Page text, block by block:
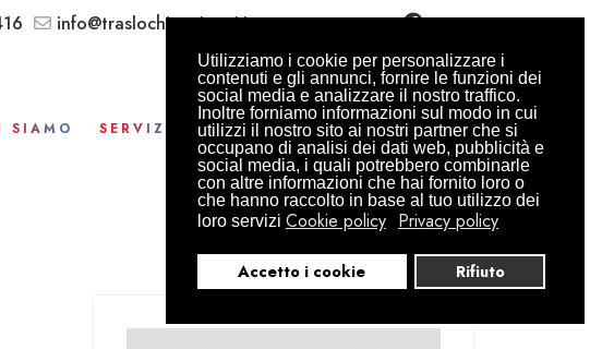
Utilizziamo i cookie per personalizzare i
contenuti e gli annunci, fornire le funzioni dei
social media e analizzare il nostro traffico.
Inoltre forniamo informazioni sul modo in cui
utilizzi il nostro sito ai nostri partner che si
occupano di analisi dei dati web, pubblicità e
social media, i quali potrebbero combinarle
con altre informazioni che hai fornito loro o
che hanno raccolto in base al tuo utilizzo dei
loro servizi Cookie policy Privacy policy
Accetto i cookie Rifiuto
info@traslochimarinoni.it
SIAMO SERVIZI CONTATTI PREVENTIVO